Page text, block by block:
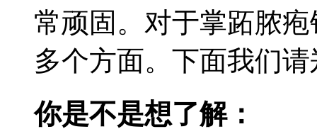
常顽固。对于掌跖脓
多个方面。下面我们
你是不是想了解：